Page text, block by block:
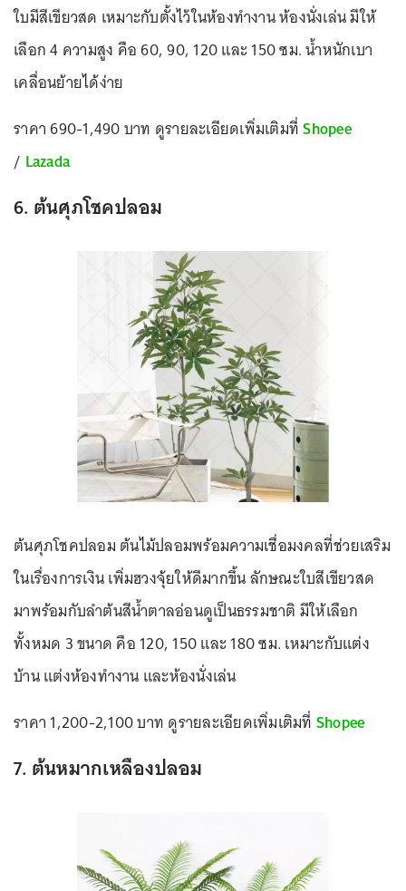
ใบมีสีเขียวสด เหมาะกับตั้งไว้ในห้องทำงาน ห้องนั่งเล่น มีให้
เลือก 4 ความสูง คือ 60, 90, 120 และ 150 ซม. น้ำหนักเบา
เคลื่อนย้ายได้ง่าย
ราคา 690-1,490 บาท ดูรายละเอียดเพิ่มเติมที่Shopee
/ Lazada
6. ต้นศุภโชคปลอม
ต้นศุภโชคปลอม ต้นไม้ปลอมพร้อมความเชื่อมงคลที่ช่วยเสริม
ในเรื่องการเงิน เพิ่มฮวงจุ้ยให้ดีมากขึ้น ลักษณะใบสีเขียวสด
มาพร้อมกับลำต้นสีน้ำตาลอ่อนดูเป็นธรรมชาติ มีให้เลือก
ทั้งหมด 3 ขนาด คือ 120, 150 และ 180 ซม. เหมาะกับแต่ง
บ้าน แต่งห้องทำงาน และห้องนั่งเล่น
ราคา 1,200-2,100 บาท ดูรายละเอียดเพิ่มเติมที่ Shopee
7. ต้นหมากเหลืองปลอม